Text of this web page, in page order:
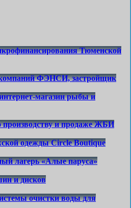
Тюменской
ФЭНСИ, застройщик
магазин рыбы и
производству и продаже ЖБИ
одежды Circle Boutique
лагерь «Алые паруса»
и дисков
очистки воды для